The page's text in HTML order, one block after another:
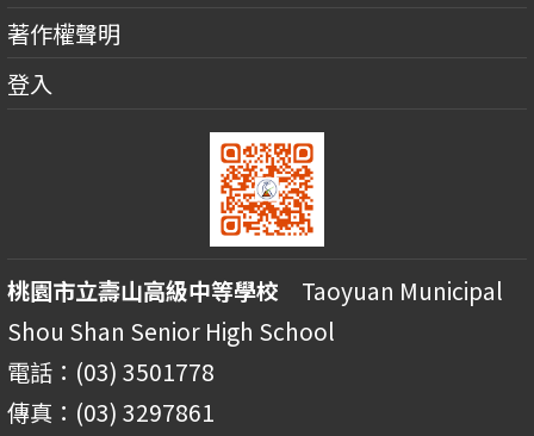
著作權聲明
登入
桃園市立壽山高級中等學校 Taoyuan Municipal
Shou Shan Senior High School
電話：(03) 3501778
傳真：(03) 3297861